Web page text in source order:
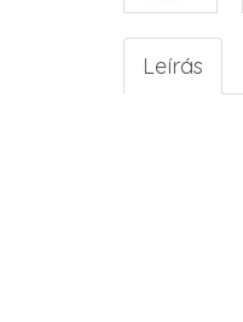
Leírás